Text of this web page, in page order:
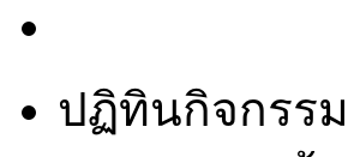
ปฏิทินกิจกรรม